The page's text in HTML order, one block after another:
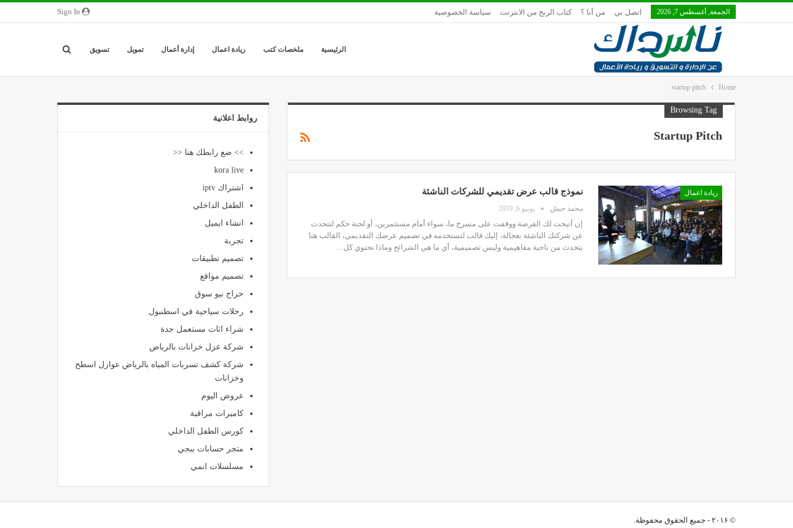
الجمعة, أغسطس 7, 2026 اتصل بي من أنا ؟ كتاب الربح من الانترنت سياسة الخصوصية
الرئيسية ملخصات كتب ريادة اعمال إدارة أعمال تمويل تسويق
Home
startup pitch
Browsing Tag
Startup Pitch
ريادة اعمال نموذج قالب عرض تقديمي للشركات الناشئة
محمد حبش يونيو 6, 2019
إن أتيحت لك الفرصة ووقفت على مسرح ما، سواء أمام مستثمرين، أو لجنة حكم لتتحدث
عن شركتك الناشئة بعجالة، إليك قالب لتستخدمه في تصميم عرضك التقديمي، القالب هنا
يتحدث من ناحية مفاهيمية وليس تصميمية، أي ما هي الشرائح وماذا تحتوي كل…
روابط اعلانية
>> ضع رابطك هنا <<
kora live
اشتراك iptv
الطفل الداخلي
انشاء ايميل
تجربة
تصميم تطبيقات
تصميم مواقع
حراج نيو سوق
رحلات سياحية في اسطنبول
شراء اثاث مستعمل جدة
شركة عزل خزانات بالرياض
شركة كشف تسربات المياه بالرياض عوازل اسطح
وخزانات
عروض اليوم
كاميرات مراقبة
كورس الطفل الداخلي
متجر حسابات ببجي
مسلسلات انمي
© ۲۰۱۶ - جميع الحقوق محفوظة.